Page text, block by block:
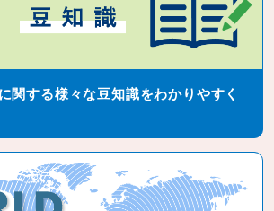
関する様々な豆知識をわかりやすく